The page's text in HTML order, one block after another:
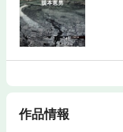
作品情報